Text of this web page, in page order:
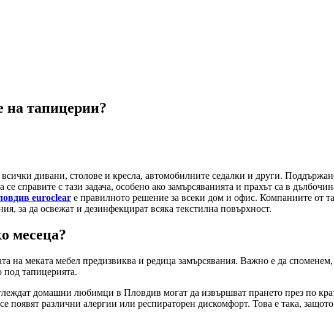
на тапицерии?
дивани, столове и кресла, автомобилните седалки и други.
справите с тази задача, особено ако замърсяванията и прахът са в
euroclear е правилното решение за всеки дом и офис. Компаниите от
за да освежат и дезинфекцират всяка текстилна повърхност.
месеца?
на меката мебел предизвиква и редица замърсявания. Важно е да
под тапицерията.
домашни любимци в Пловдив могат да извършват прането през по
появят различни алергии или респираторен дискомфорт. Това е така,